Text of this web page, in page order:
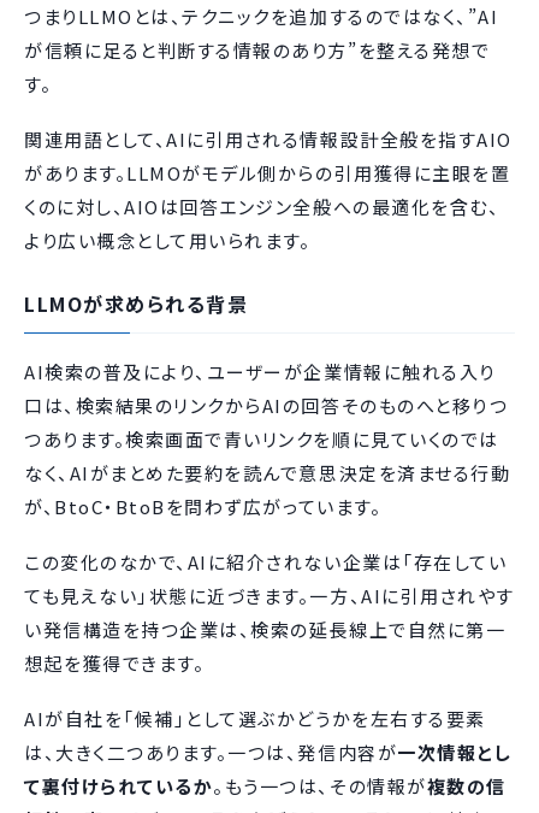
つまりLLMOとは、テクニックを追加するのではなく、”AI
が信頼に足ると判断する情報のあり方”を整える発想で
す。
関連用語として、AIに引用される情報設計全般を指すAIO
があります。LLMOがモデル側からの引用獲得に主眼を置
くのに対し、AIOは回答エンジン全般への最適化を含む、
より広い概念として用いられます。
LLMOが求められる背景
AI検索の普及により、ユーザーが企業情報に触れる入り
口は、検索結果のリンクからAIの回答そのものへと移りつ
つあります。検索画面で青いリンクを順に見ていくのでは
なく、AIがまとめた要約を読んで意思決定を済ませる行動
が、BtoC・BtoBを問わず広がっています。
この変化のなかで、AIに紹介されない企業は「存在してい
ても見えない」状態に近づきます。一方、AIに引用されやす
い発信構造を持つ企業は、検索の延長線上で自然に第一
想起を獲得できます。
AIが自社を「候補」として選ぶかどうかを左右する要素
は、大きく二つあります。一つは、発信内容が一次情報とし
て裏付けられているか。もう一つは、その情報が複数の信